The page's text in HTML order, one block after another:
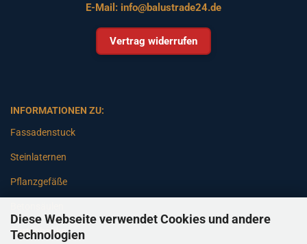
Diese Webseite verwendet Cookies und andere
Technologien
E-Mail: info@balustrade24.de
Vertrag widerrufen
INFORMATIONEN ZU:
Fassadenstuck
Steinlaternen
Pflanzgefäße
Gartenbänke